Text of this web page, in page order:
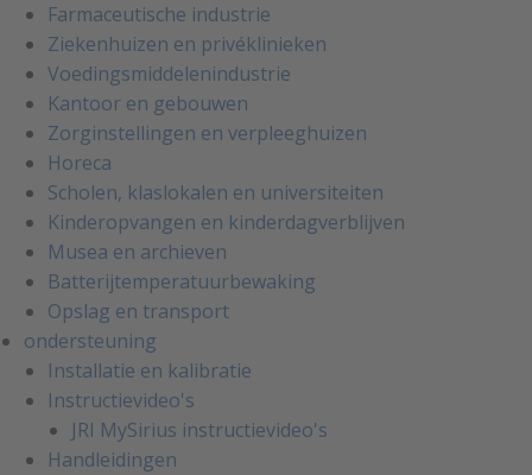
Farmaceutische industrie
Ziekenhuizen en privéklinieken
Voedingsmiddelenindustrie
Kantoor en gebouwen
Zorginstellingen en verpleeghuizen
Horeca
Scholen, klaslokalen en universiteiten
Kinderopvangen en kinderdagverblijven
Musea en archieven
Batterijtemperatuurbewaking
Opslag en transport
ondersteuning
Installatie en kalibratie
Instructievideo's
JRI MySirius instructievideo's
Handleidingen